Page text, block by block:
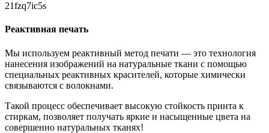
21fzq7ic5s
Реактивная печать
Мы используем реактивный метод печати — это технология
нанесения изображений на натуральные ткани с помощью
специальных реактивных красителей, которые химически
связываются с волокнами.
Такой процесс обеспечивает высокую стойкость принта к
стиркам, позволяет получать яркие и насыщенные цвета на
совершенно натуральных тканях!